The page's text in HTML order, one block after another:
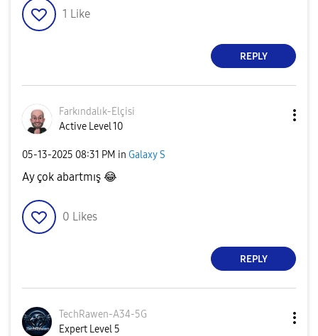
1 Like
REPLY
Farkındalık-Elçisi
Active Level 10
‎05-13-2025 08:31 PM in Galaxy S
Ay çok abartmış 😂
0 Likes
REPLY
TechRawen-A34-5G
Expert Level 5